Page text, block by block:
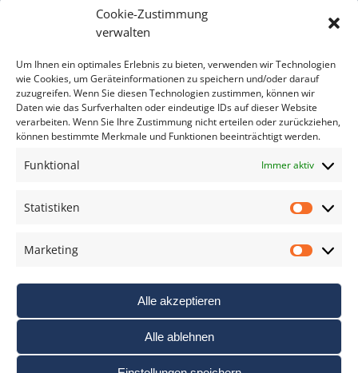
Cookie-Zustimmung
verwalten
Um Ihnen ein optimales Erlebnis zu bieten, verwenden wir Technologien
wie Cookies, um Geräteinformationen zu speichern und/oder darauf
zuzugreifen. Wenn Sie diesen Technologien zustimmen, können wir
Daten wie das Surfverhalten oder eindeutige IDs auf dieser Website
verarbeiten. Wenn Sie Ihre Zustimmung nicht erteilen oder zurückziehen,
können bestimmte Merkmale und Funktionen beeinträchtigt werden.
Funktional Immer aktiv
Statistiken
Marketing
Alle akzeptieren
Alle ablehnen
Bitte geben Sie Ihre E-Mail Adresse ein.
*